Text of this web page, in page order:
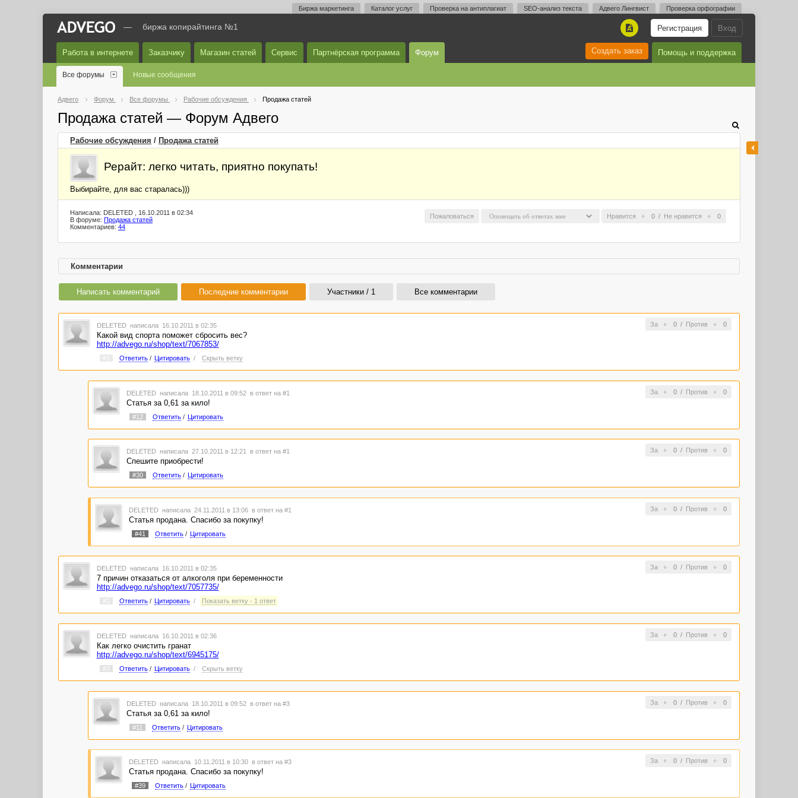
Биржа маркетинга Каталог услуг Проверка на антиплагиат SEO-анализ текста Адвего Лингвист Проверка орфографии
Вход
Регистрация
A
— биржа копирайтинга №1
Работа в интернете Заказчику Магазин статей Сервис Партнёрская программа Форум Помощь и поддержка
Создать заказ
Все форумы Новые сообщения
Адвего Форум Все форумы Рабочие обсуждения Продажа статей
Продажа статей — Форум Адвего
Рабочие обсуждения / Продажа статей
Рерайт: легко читать, приятно покупать!
Выбирайте, для вас старалась)))
Нравится 0 / Не нравится 0
Пожаловаться
Написала: DELETED , 16.10.2011 в 02:34
В форуме: Продажа статей
Комментариев: 44
Комментарии
Написать комментарий Последние комментарии Участники / 1 Все комментарии
За 0/ Против 0
DELETED написала 16.10.2011 в 02:35
Какой вид спорта поможет сбросить вес?
http://advego.ru/shop/text/7067853/
Ответить/ Цитировать / Скрыть ветку
За 0/ Против 0
DELETED написала 18.10.2011 в 09:52 в ответ на #1
Статья за 0,61 за кило!
#12 Ответить/ Цитировать
За 0/ Против 0
DELETED написала 27.10.2011 в 12:21 в ответ на #1
Спешите приобрести!
#30 Ответить/ Цитировать
За 0/ Против 0
DELETED написала 24.11.2011 в 13:06 в ответ на #1
Статья продана. Спасибо за покупку!
#41 Ответить/ Цитировать
За 0/ Против 0
DELETED написала 16.10.2011 в 02:35
7 причин отказаться от алкоголя при беременности
http://advego.ru/shop/text/7057735/
#2 Ответить/ Цитировать / Показать ветку - 1 ответ
За 0/ Против 0
DELETED написала 16.10.2011 в 02:36
Как легко очистить гранат
http://advego.ru/shop/text/6945175/
#3 Ответить/ Цитировать / Скрыть ветку
За 0/ Против 0
DELETED написала 18.10.2011 в 09:52 в ответ на #3
Статья за 0,61 за кило!
#11 Ответить/ Цитировать
За 0/ Против 0
DELETED написала 10.11.2011 в 10:30 в ответ на #3
Статья продана. Спасибо за покупку!
#39 Ответить/ Цитировать